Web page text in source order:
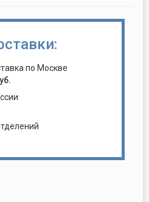
по Москве